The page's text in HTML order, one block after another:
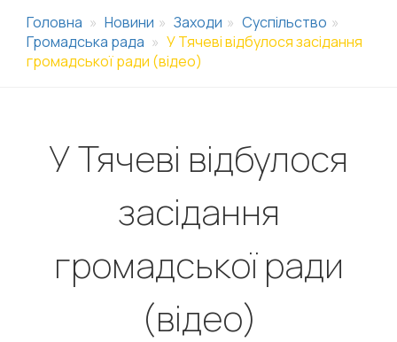
Головна Новини Заходи
Суспільство
Громадська рада
У Тячеві відбулося засідання
громадської ради (відео)
У Тячеві відбулося
засідання
громадської ради
(відео)